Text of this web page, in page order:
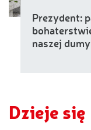
Prezydent:
naszej dumy
Dzieje się